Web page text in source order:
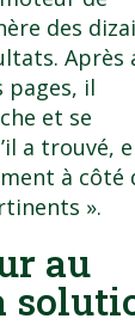
des
Après
pages, il
et se
a trouvé,
à côté
».
au